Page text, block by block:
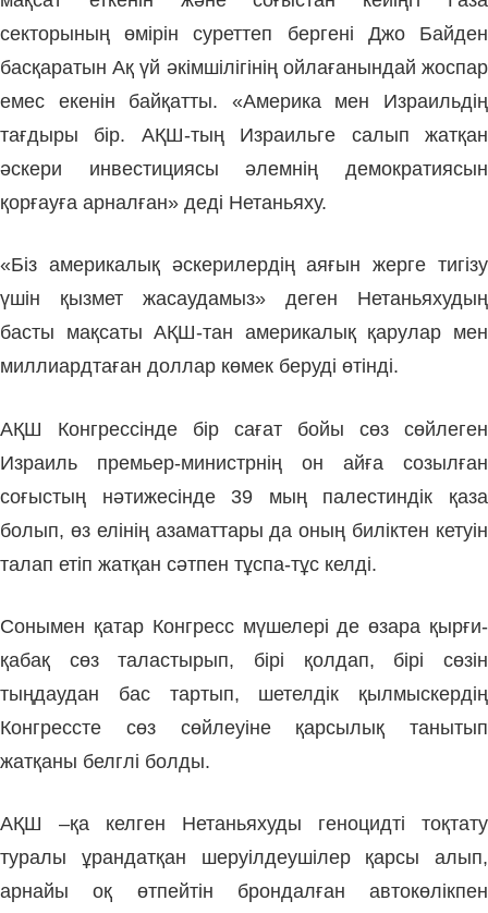
секторының өмірін суреттеп бергені Джо Байден
басқаратын Ақ үй әкімшілігінің ойлағанындай жоспар
емес екенін байқатты. «Америка мен Израильдің
тағдыры бір. АҚШ-тың Израильге салып жатқан
әскери инвестициясы әлемнің демократиясын
қорғауға арналған» деді Нетаньяху.
«Біз америкалық әскерилердің аяғын жерге тигізу
үшін қызмет жасаудамыз» деген Нетаньяхудың
басты мақсаты АҚШ-тан америкалық қарулар мен
миллиардтаған доллар көмек беруді өтінді.
АҚШ Конгрессінде бір сағат бойы сөз сөйлеген
Израиль премьер-министрнің он айға созылған
соғыстың нәтижесінде 39 мың палестиндік қаза
болып, өз елінің азаматтары да оның биліктен кетуін
талап етіп жатқан сәтпен тұспа-тұс келді.
Сонымен қатар Конгресс мүшелері де өзара қырғи-
қабақ сөз таластырып, бірі қолдап, бірі сөзін
тыңдаудан бас тартып, шетелдік қылмыскердің
Конгрессте сөз сөйлеуіне қарсылық танытып
жатқаны белглі болды.
АҚШ –қа келген Нетаньяхуды геноцидті тоқтату
туралы ұрандатқан шеруілдеушілер қарсы алып,
арнайы оқ өтпейтін брондалған автокөлікпен